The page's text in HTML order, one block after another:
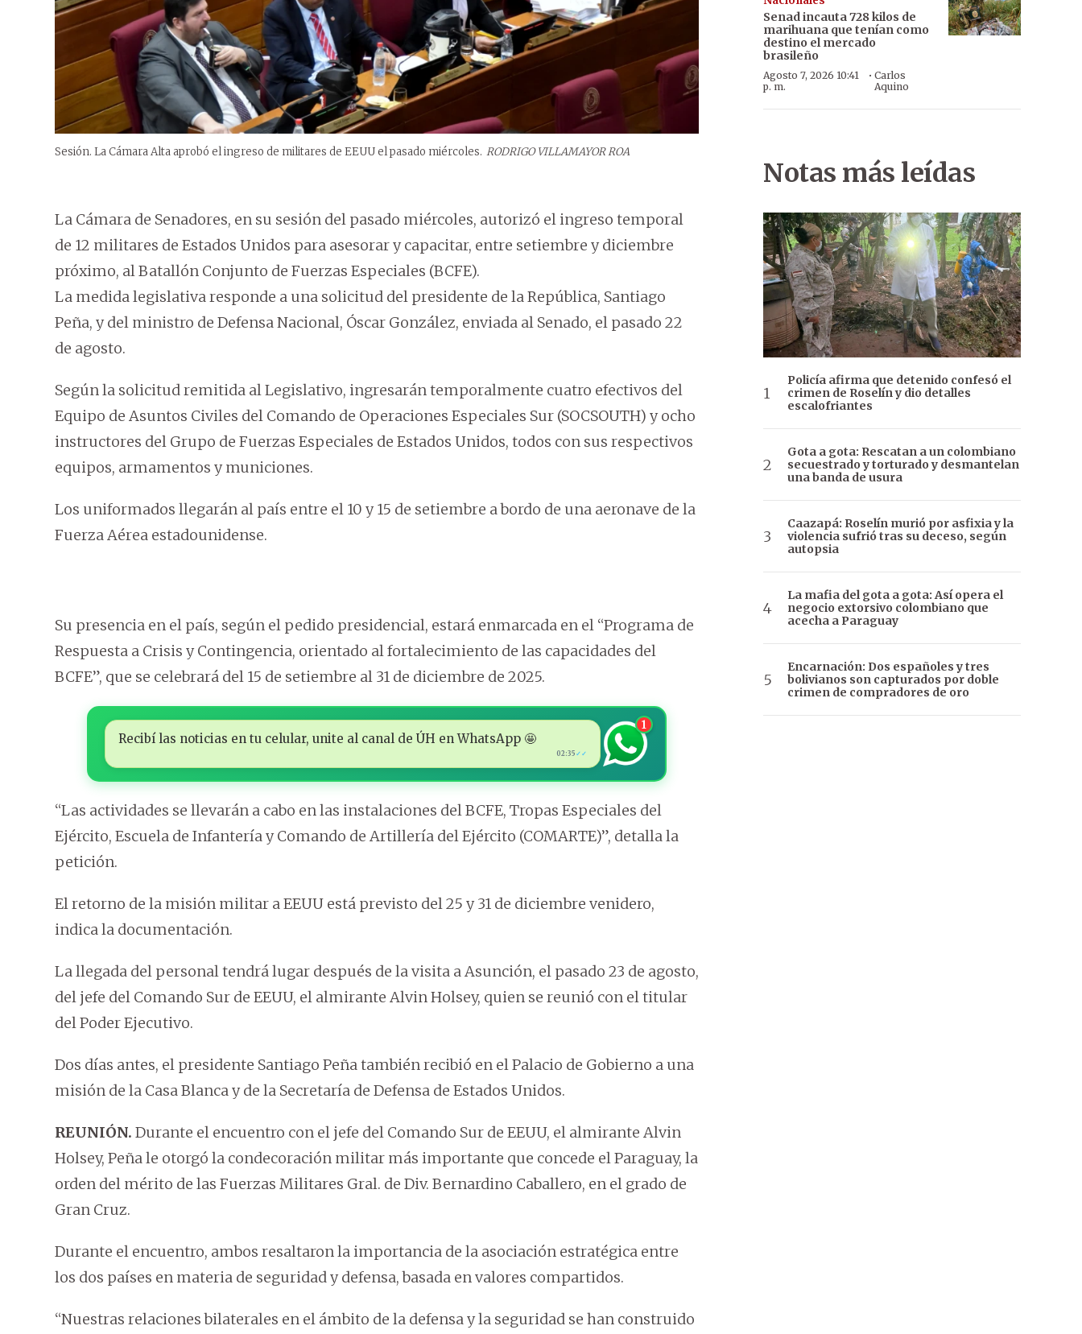
Sesión. La Cámara Alta aprobó el ingreso de militares de EEUU el pasado miércoles. RODRIGO VILLAMAYOR ROA
La Cámara de Senadores, en su sesión del pasado miércoles, autorizó el ingreso temporal
de 12 militares de Estados Unidos para asesorar y capacitar, entre setiembre y diciembre
próximo, al Batallón Conjunto de Fuerzas Especiales (BCFE).
La medida legislativa responde a una solicitud del presidente de la República, Santiago
Peña, y del ministro de Defensa Nacional, Óscar González, enviada al Senado, el pasado 22
de agosto.
Según la solicitud remitida al Legislativo, ingresarán temporalmente cuatro efectivos del
Equipo de Asuntos Civiles del Comando de Operaciones Especiales Sur (SOCSOUTH) y ocho
instructores del Grupo de Fuerzas Especiales de Estados Unidos, todos con sus respectivos
equipos, armamentos y municiones.
Los uniformados llegarán al país entre el 10 y 15 de setiembre a bordo de una aeronave de la
Fuerza Aérea estadounidense.
Su presencia en el país, según el pedido presidencial, estará enmarcada en el “Programa de
Respuesta a Crisis y Contingencia, orientado al fortalecimiento de las capacidades del
BCFE”, que se celebrará del 15 de setiembre al 31 de diciembre de 2025.
Recibí las noticias en tu celular, unite al canal de ÚH en WhatsApp 🤩
02:35 ✓✓
1
“Las actividades se llevarán a cabo en las instalaciones del BCFE, Tropas Especiales del
Ejército, Escuela de Infantería y Comando de Artillería del Ejército (COMARTE)”, detalla la
petición.
El retorno de la misión militar a EEUU está previsto del 25 y 31 de diciembre venidero,
indica la documentación.
La llegada del personal tendrá lugar después de la visita a Asunción, el pasado 23 de agosto,
del jefe del Comando Sur de EEUU, el almirante Alvin Holsey, quien se reunió con el titular
del Poder Ejecutivo.
Dos días antes, el presidente Santiago Peña también recibió en el Palacio de Gobierno a una
misión de la Casa Blanca y de la Secretaría de Defensa de Estados Unidos.
REUNIÓN. Durante el encuentro con el jefe del Comando Sur de EEUU, el almirante Alvin
Holsey, Peña le otorgó la condecoración militar más importante que concede el Paraguay, la
orden del mérito de las Fuerzas Militares Gral. de Div. Bernardino Caballero, en el grado de
Gran Cruz.
Durante el encuentro, ambos resaltaron la importancia de la asociación estratégica entre
los dos países en materia de seguridad y defensa, basada en valores compartidos.
“Nuestras relaciones bilaterales en el ámbito de la defensa y la seguridad se han construido
Senad incauta 728 kilos de
marihuana que tenían como
destino el mercado
brasileño
Agosto 7, 2026 10:41
p. m.
· Carlos
Aquino
Notas más leídas
Policía afirma que detenido confesó el
crimen de Roselín y dio detalles
escalofriantes
Gota a gota: Rescatan a un colombiano
secuestrado y torturado y desmantelan
una banda de usura
Caazapá: Roselín murió por asfixia y la
violencia sufrió tras su deceso, según
autopsia
La mafia del gota a gota: Así opera el
negocio extorsivo colombiano que
acecha a Paraguay
Encarnación: Dos españoles y tres
bolivianos son capturados por doble
crimen de compradores de oro